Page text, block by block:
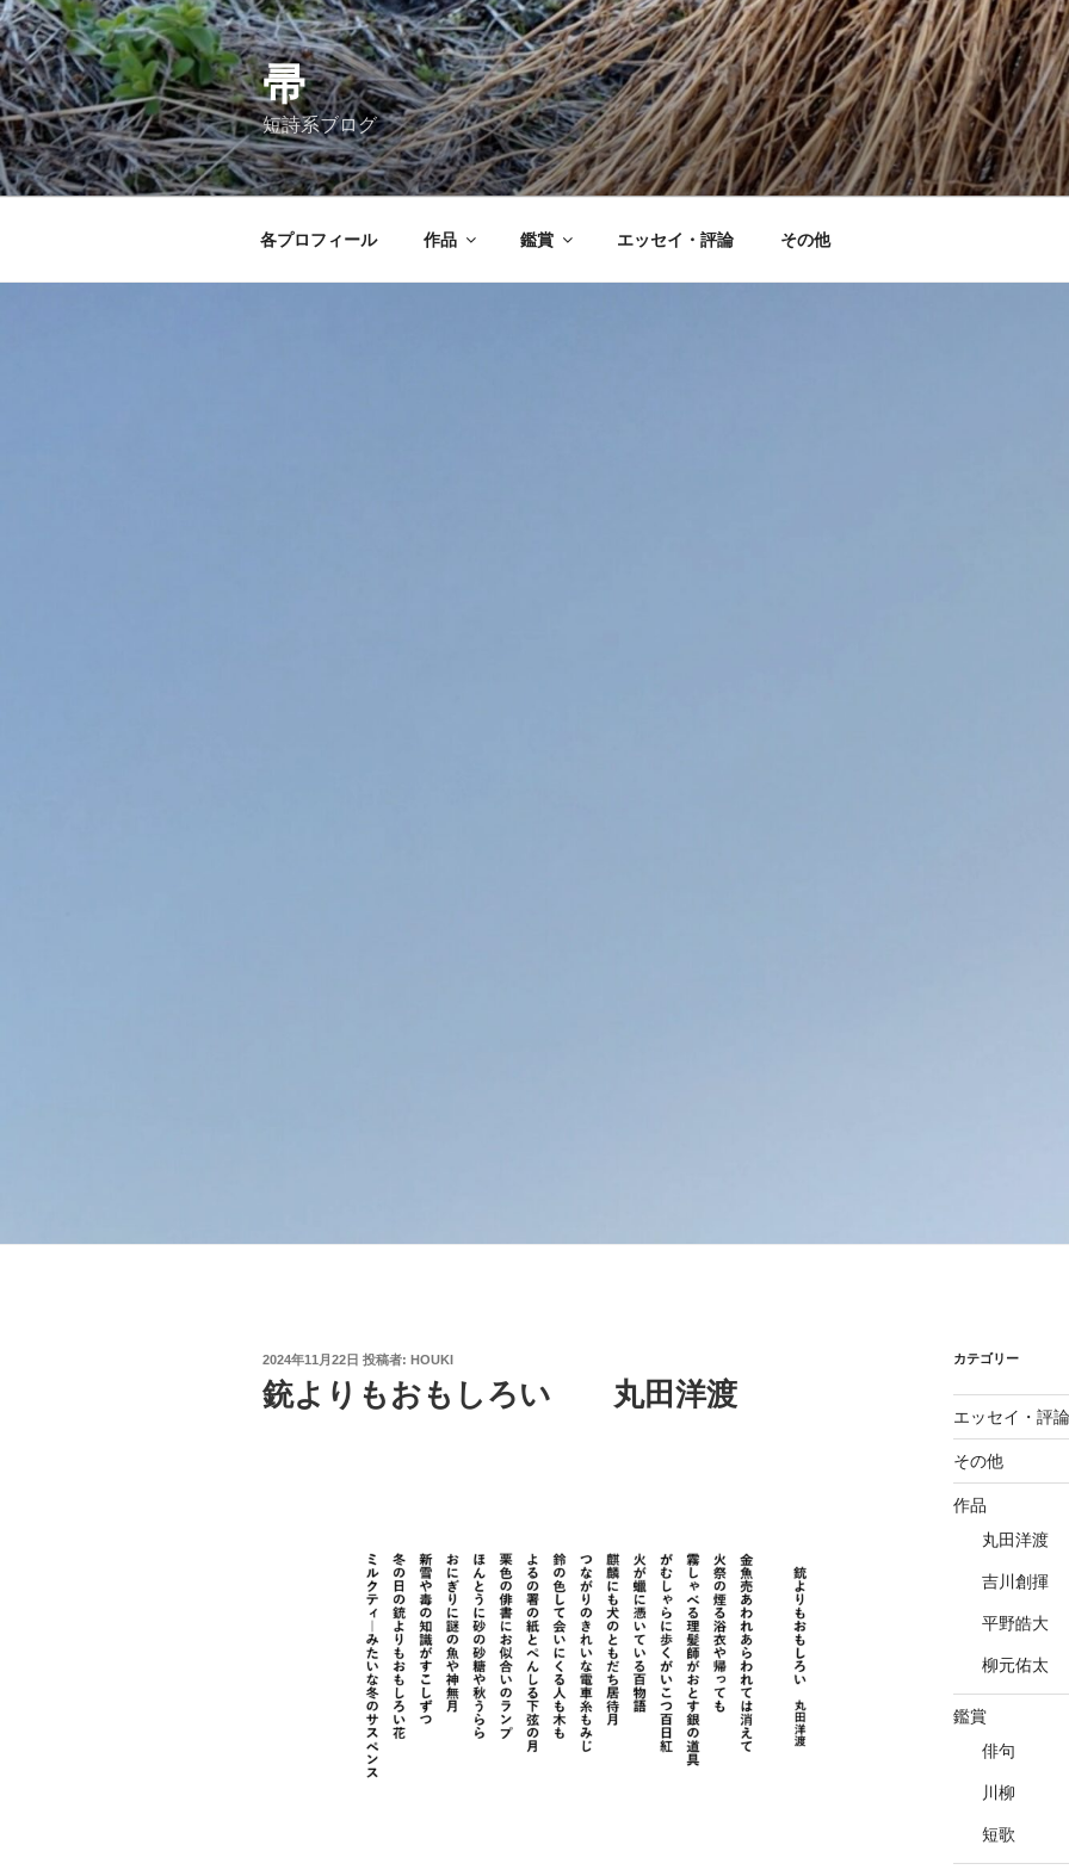
コ
ン
テ
ン
ツ
へ
ス
帚
短詩系ブログ
各プロフィール 作品 鑑賞 エッセイ・評論 その他
投
稿
日:
2024年11月22日 投稿者: HOUKI
銃よりもおもしろい 丸田洋渡
カテゴリー
エッセイ・評論
その他
作品
丸田洋渡
吉川創揮
平野皓大
柳元佑太
鑑賞
俳句
川柳
短歌